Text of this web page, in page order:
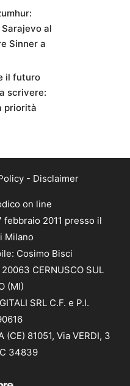
al
Sinner a
il futuro
scrivere:
priorità
- Disclaimer
on line
febbraio 2011 presso il
Milano
Cosimo Bisci
CERNUSCO SUL
(MI)
SRL C.F. e P.I.
(CE) 81051, Via VERDI, 3
34839